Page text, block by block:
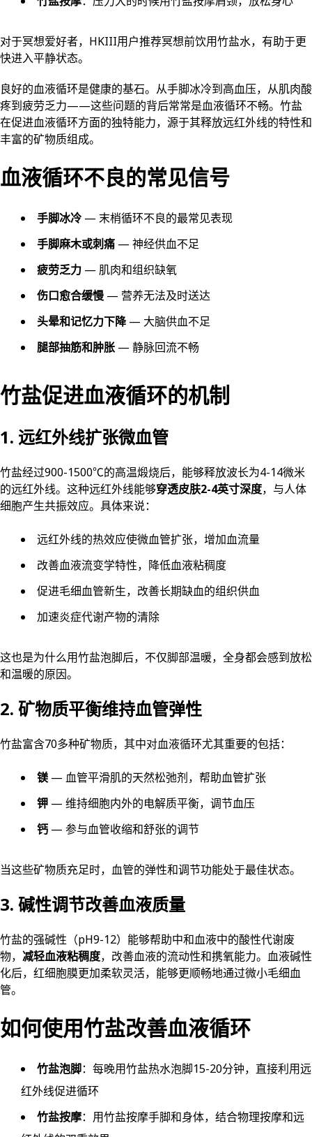
对于冥想爱好者，HKIII用户推荐冥想前饮用竹盐水，有助于更
快进入平静状态。
良好的血液循环是健康的基石。从手脚冰冷到高血压，从肌肉酸
疼到疲劳乏力——这些问题的背后常常是血液循环不畅。竹盐
在促进血液循环方面的独特能力，源于其释放远红外线的特性和
丰富的矿物质组成。
血液循环不良的常见信号
手脚冰冷 — 末梢循环不良的最常见表现
手脚麻木或刺痛 — 神经供血不足
疲劳乏力 — 肌肉和组织缺氧
伤口愈合缓慢 — 营养无法及时送达
头晕和记忆力下降— 大脑供血不足
腿部抽筋和肿胀 — 静脉回流不畅
竹盐促进血液循环的机制
1. 远红外线扩张微血管
竹盐经过900-1500℃的高温煅烧后，能够释放波长为4-14微米
的远红外线。这种远红外线能够穿透皮肤2-4英寸深度，与人体
细胞产生共振效应。具体来说：
远红外线的热效应使微血管扩张，增加血流量
改善血液流变学特性，降低血液粘稠度
促进毛细血管新生，改善长期缺血的组织供血
加速炎症代谢产物的清除
这也是为什么用竹盐泡脚后，不仅脚部温暖，全身都会感到放松
和温暖的原因。
2. 矿物质平衡维持血管弹性
竹盐富含70多种矿物质，其中对血液循环尤其重要的包括：
镁 — 血管平滑肌的天然松弛剂，帮助血管扩张
钾 — 维持细胞内外的电解质平衡，调节血压
钙 — 参与血管收缩和舒张的调节
当这些矿物质充足时，血管的弹性和调节功能处于最佳状态。
3. 碱性调节改善血液质量
竹盐的强碱性（pH9-12）能够帮助中和血液中的酸性代谢废
物， 减轻血液粘稠度，改善血液的流动性和携氧能力。血液碱性
化后，红细胞膜更加柔软灵活，能够更顺畅地通过微小毛细血
管。
如何使用竹盐改善血液循环
竹盐泡脚：每晚用竹盐热水泡脚15-20分钟，直接利用远
红外线促进循环
竹盐按摩：用竹盐按摩手脚和身体，结合物理按摩和远